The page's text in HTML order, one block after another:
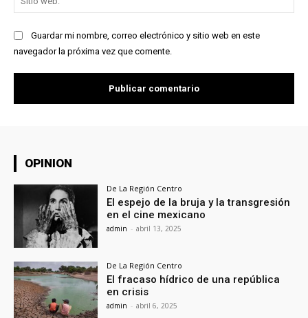
Guardar mi nombre, correo electrónico y sitio web en este
navegador la próxima vez que comente.
OPINION
De La Región Centro
El espejo de la bruja y la transgresión
en el cine mexicano
admin - abril 13, 2025
De La Región Centro
El fracaso hídrico de una república
en crisis
admin - abril 6, 2025